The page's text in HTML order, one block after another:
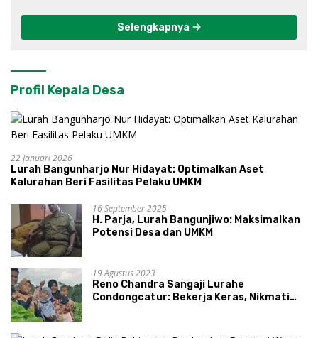
Selengkapnya
Profil Kepala Desa
22 Januari 2026
Lurah Bangunharjo Nur Hidayat: Optimalkan Aset
Kalurahan Beri Fasilitas Pelaku UMKM
16 September 2025
H. Parja, Lurah Bangunjiwo: Maksimalkan
Potensi Desa dan UMKM
19 Agustus 2023
Reno Chandra Sangaji Lurahe
Condongcatur: Bekerja Keras, Nikmati